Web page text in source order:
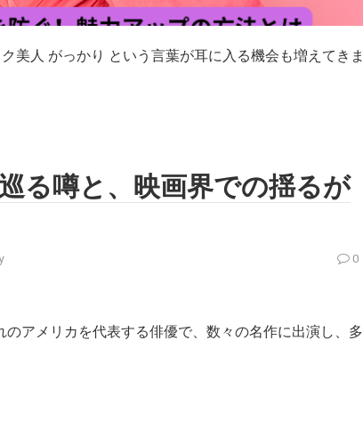
美人 がっかり という言葉が耳に入る機会も増えてきま
る噂と、映画界での揺るが
0
のアメリカを代表する俳優で、数々の名作に出演し、多